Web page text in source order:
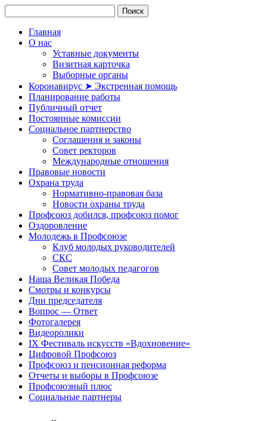
Главная
О нас
Уставные документы
Визитная карточка
Выборные органы
Коронавирус ➤ Экстренная помощь
Планирование работы
Публичный отчет
Постоянные комиссии
Социальное партнерство
Соглашения и законы
Совет ректоров
Международные отношения
Правовые новости
Охрана труда
Нормативно-правовая база
Новости охраны труда
Профсоюз добился, профсоюз помог
Оздоровление
Молодежь в Профсоюзе
Клуб молодых руководителей
СКС
Совет молодых педагогов
Наша Великая Победа
Смотры и конкурсы
Дни председателя
Вопрос — Ответ
Фотогалерея
Видеоролики
IX Фестиваль искусств «Вдохновение»
Цифровой Профсоюз
Профсоюз и пенсионная реформа
Отчеты и выборы в Профсоюзе
Профсоюзный плюс
Социальные партнеры